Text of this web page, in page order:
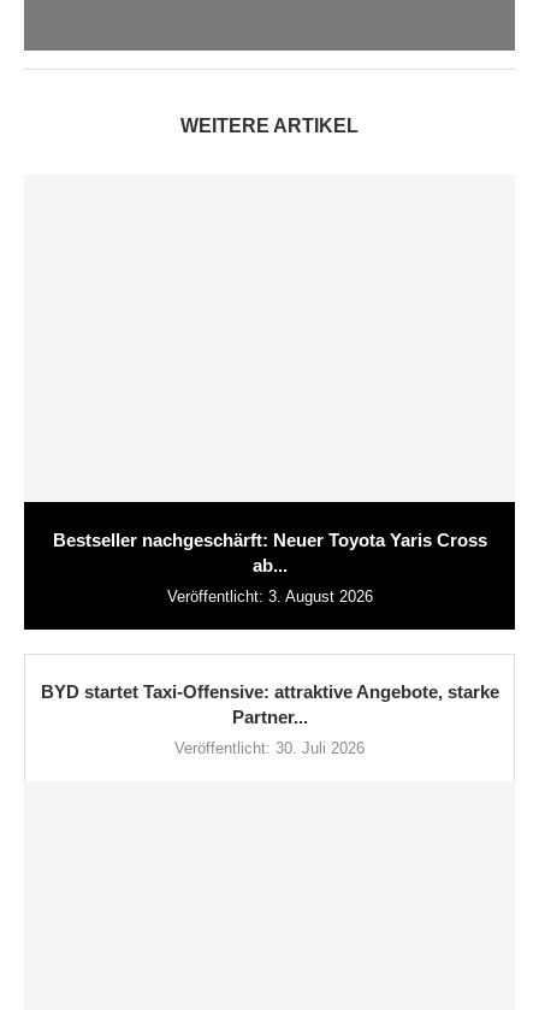
WEITERE ARTIKEL
Bestseller nachgeschärft: Neuer Toyota Yaris Cross
ab...
Veröffentlicht: 3. August 2026
BYD startet Taxi-Offensive: attraktive Angebote, starke
Partner...
Veröffentlicht: 30. Juli 2026